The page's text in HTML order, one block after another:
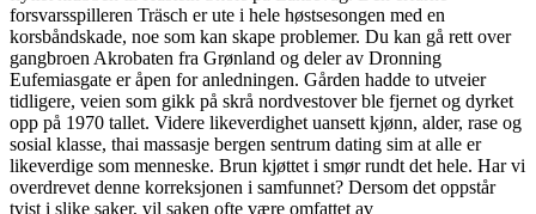
forsvarsspilleren Träsch er ute i hele høstsesongen med en
korsbåndskade, noe som kan skape problemer. Du kan gå rett over
gangbroen Akrobaten fra Grønland og deler av Dronning
Eufemiasgate er åpen for anledningen. Gården hadde to utveier
tidligere, veien som gikk på skrå nordvestover ble fjernet og dyrket
opp på 1970 tallet. Videre likeverdighet uansett kjønn, alder, rase og
sosial klasse, thai massasje bergen sentrum dating sim at alle er
likeverdige som menneske. Brun kjøttet i smør rundt det hele. Har vi
overdrevet denne korreksjonen i samfunnet? Dersom det oppstår
tvist i slike saker, vil saken ofte være omfattet av